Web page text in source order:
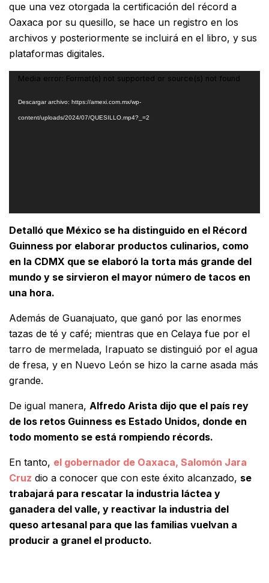
que una vez otorgada la certificación del récord a
Oaxaca por su quesillo, se hace un registro en los
archivos y posteriormente se incluirá en el libro, y sus
plataformas digitales.
Reproductor
Media error: Format(s) not supported or source(s) not found
Descargar archivo: https://amexi.com.mx/wp-
content/uploads/2024/07/QUESILLO.mp4?_=2
Detalló que México se ha distinguido en el Récord
Guinness por elaborar productos culinarios, como
en la CDMX que se elaboró la torta más grande del
mundo y se sirvieron el mayor número de tacos en
una hora.
Además de Guanajuato, que ganó por las enormes
tazas de té y café; mientras que en Celaya fue por el
tarro de mermelada, Irapuato se distinguió por el agua
de fresa, y en Nuevo León se hizo la carne asada más
grande.
De igual manera, Alfredo Arista dijo que el país rey
de los retos Guinness es Estado Unidos, donde en
todo momento se está rompiendo récords.
En tanto, el gobernador de Oaxaca, Salomón Jara
Cruz dio a conocer que con este éxito alcanzado, se
trabajará para rescatar la industria láctea y
ganadera del valle, y reactivar la industria del
queso artesanal para que las familias vuelvan a
producir a granel el producto.